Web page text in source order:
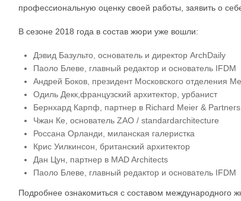
профессиональную оценку своей работы, заявить о
В сезоне 2018 года в состав жюри уже вошли:
Дэвид Базульто, основатель и директор ArchDaily
Паоло Блеве, главный редактор и основатель IFDM
Андрей Боков, президент Московского отделения
Одиль Декк,французский архитектор, урбанист
Бернхард Карпф, партнер в Richard Meier & Partners
Чжан Ке, основатель ZAO / standardarchitecture
Россана Орланди, миланская галеристка
Крис Уилкинсон, британский архитектор
Дан Цун, партнер в MAD Architects
Паоло Блеве, главный редактор и основатель IFDM
Подробнее ознакомиться с составом международного